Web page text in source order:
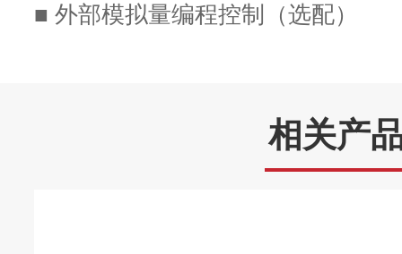
■ 外部模拟量编程控制（选配）
N36300系列具备设置电压环反馈电路
如图一， 当待测组件在测试过程中需
下，如给低电压处理器或FPGA核心
相关产